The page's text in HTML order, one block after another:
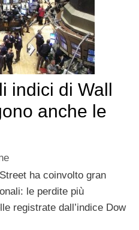
indici di Wall
anche le
ha coinvolto gran
le perdite più
registrate dall’indice Dow